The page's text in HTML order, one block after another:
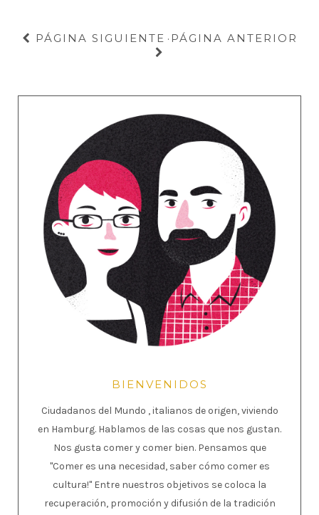
PÁGINA SIGUIENTE · PÁGINA ANTERIOR
BIENVENIDOS
Ciudadanos del Mundo , italianos de origen, viviendo
en Hamburg. Hablamos de las cosas que nos gustan.
Nos gusta comer y comer bien. Pensamos que
"Comer es una necesidad, saber cómo comer es
cultura!" Entre nuestros objetivos se coloca la
recuperación, promoción y difusión de la tradición